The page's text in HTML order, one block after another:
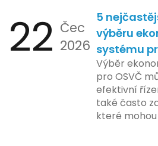
22 Čec
2026
5
výběru
systému
Výběr
pro OSVČ
efektivní
také často
které